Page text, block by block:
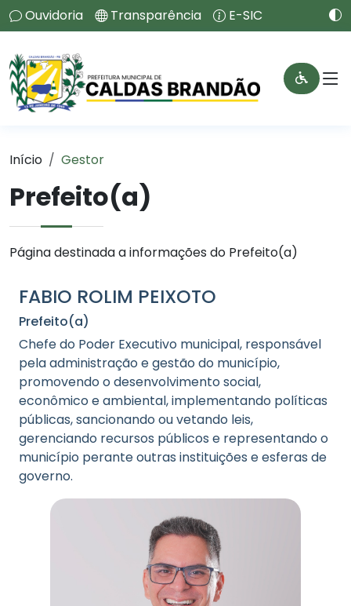
Ouvidoria Transparência E-SIC
Início Gestor
Prefeito(a)
Página destinada a informações do Prefeito(a)
FABIO ROLIM PEIXOTO
Prefeito(a)
Chefe do Poder Executivo municipal, responsável
pela administração e gestão do município,
promovendo o desenvolvimento social,
econômico e ambiental, implementando políticas
públicas, sancionando ou vetando leis,
gerenciando recursos públicos e representando o
município perante outras instituições e esferas de
governo.